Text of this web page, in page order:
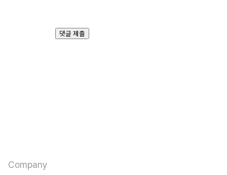
댓글 제출
Company